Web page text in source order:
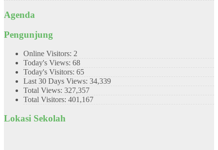
Agenda
Pengunjung
Online Visitors: 2
Today's Views: 68
Today's Visitors: 65
Last 30 Days Views: 34,339
Total Views: 327,357
Total Visitors: 401,167
Lokasi Sekolah